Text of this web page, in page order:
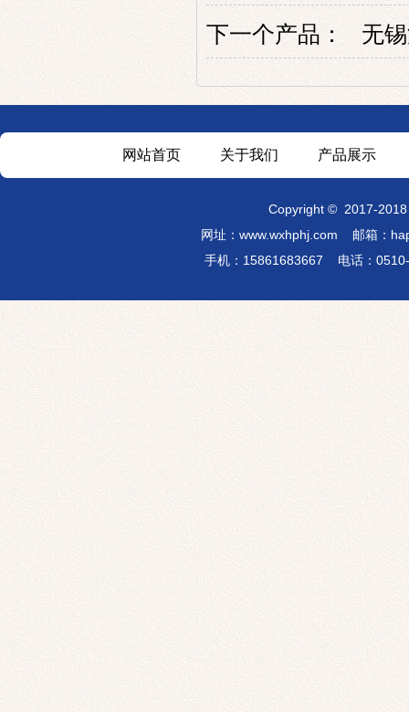
下一个产品： 无
网站首页 关于我们 产品展示
Copyright© 2017-
网址： www.wxhphj.com 邮箱：
手机：15861683667 电话：